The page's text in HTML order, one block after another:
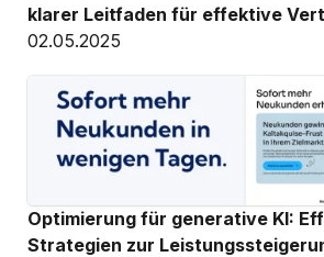
klarer Leitfaden für effektive
02.05.2025
Optimierung für generative KI:
Strategien zur